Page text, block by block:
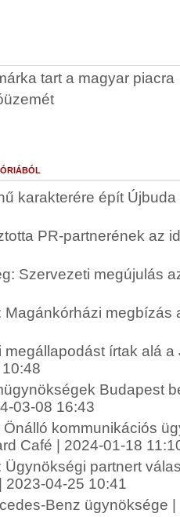
tart a magyar piacra
karakterére épít
PR-partnerének az
Szervezeti megújulás
Magánkórházi megbízás
írtak alá
Budapest
03-08 16:43
kommunikációs
Café | 2024-01-18
partnert
2023-04-25 10:41
Benz ügynöksége